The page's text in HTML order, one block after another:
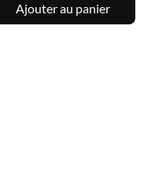
Ajouter au panier